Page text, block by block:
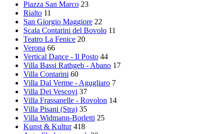
Piazza San Marco 23
Rialto 11
San Giorgio Maggiore 22
Scala Contarini del Bovolo 11
Teatro La Fenice 20
Verona 66
Vertical Dance - Il Posto 44
Villa Bassi Rathgeb - Abano 17
Villa Contarini 60
Villa Dal Verme - Agugliaro 7
Villa Dei Vescovi 37
Villa Frassanelle - Rovolon 14
Villa Pisani (Stra) 35
Villa Widmann-Borletti 25
Kunst & Kultur 418